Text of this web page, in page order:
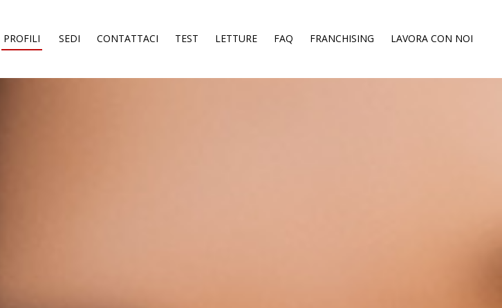
PROFILI SEDI CONTATTACI TEST LETTURE FAQ FRANCHISING LAVORA CON NOI